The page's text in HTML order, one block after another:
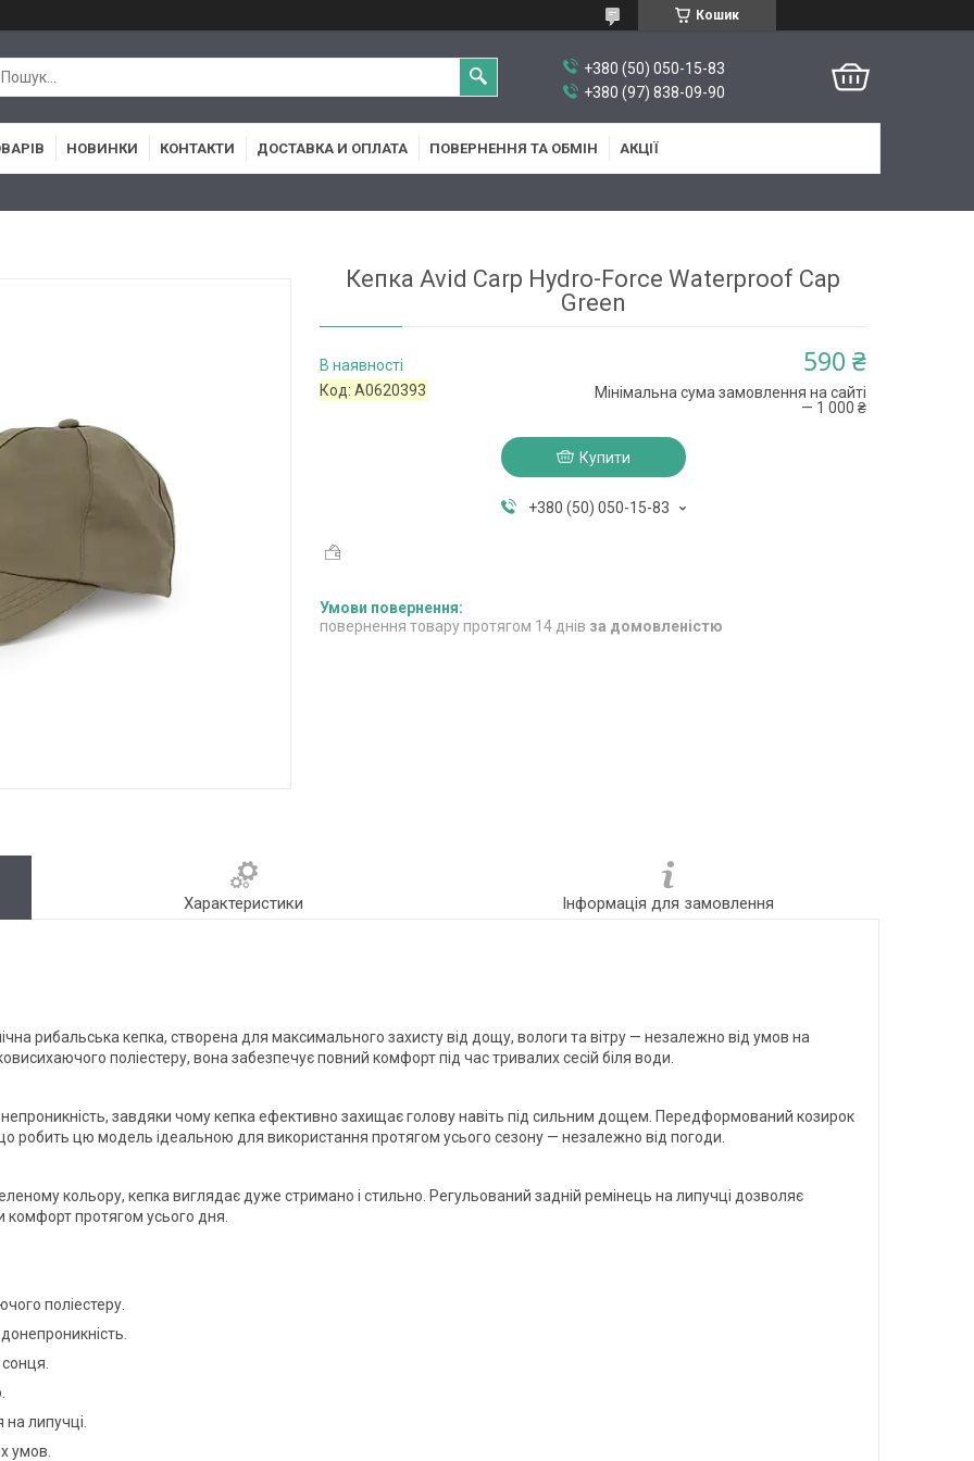
Кошик
+380 (50) 050-15-83
+380 (97) 838-09-90
НОВИНКИ КОНТАКТИ ДОСТАВКА И ОПЛАТА ПОВЕРНЕННЯ ТА ОБМІН АКЦІЇ
Кепка Avid Carp Hydro-Force Waterproof Cap
Green
В наявності
Код:A0620393
590 ₴
Мінімальна сума замовлення на сайті
— 1 000 ₴
Купити
+380 (50) 050-15-83
повернення товару протягом 14 днів за домовленістю
Характеристики Інформація для замовлення
рибальська кепка, створена для максимального захисту від дощу, вологи та вітру — незалежно від умов на
поліестеру, вона забезпечує повний комфорт під час тривалих сесій біля води.
завдяки чому кепка ефективно захищає голову навіть під сильним дощем. Передформований козирок
що робить цю модель ідеальною для використання протягом усього сезону — незалежно від погоди.
кольору, кепка виглядає дуже стримано і стильно. Регульований задній ремінець на липучці дозволяє
комфорт протягом усього дня.
поліестеру.
липучці.
умов.